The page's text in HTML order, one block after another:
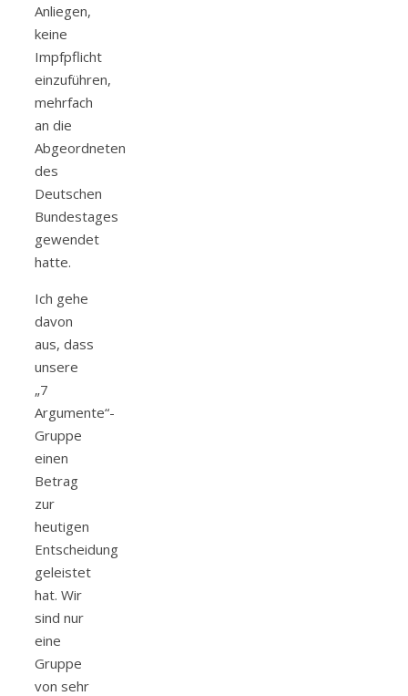
Anliegen,
keine
Impfpflicht
einzuführen,
mehrfach
an die
Abgeordneten
des
Deutschen
Bundestages
gewendet
hatte.
Ich gehe
davon
aus, dass
unsere
„7
Argumente“-
Gruppe
einen
Betrag
zur
heutigen
Entscheidung
geleistet
hat. Wir
sind nur
eine
Gruppe
von sehr